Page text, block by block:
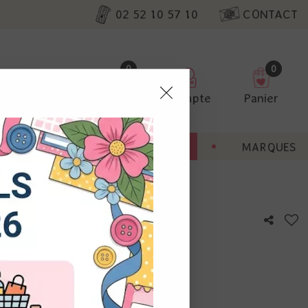
02 52 10 57 10 CONTACT
0
Compte
0
Panier
BONNES AFFAIRES MARQUES
avis !
nos
non
Vous
à droite